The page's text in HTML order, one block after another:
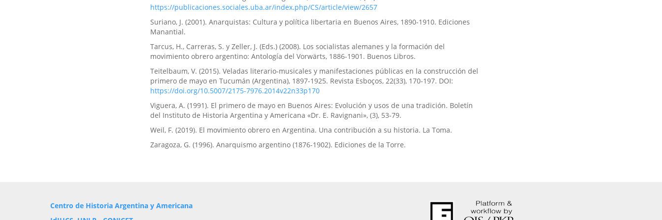
https://publicaciones.sociales.uba.ar/index.php/CS/article/view/2657
Suriano, J. (2001). Anarquistas: Cultura y política libertaria en Buenos Aires, 1890-1910. Ediciones
Manantial.
Tarcus, H., Carreras, S. y Zeller, J. (Eds.) (2008). Los socialistas alemanes y la formación del
movimiento obrero argentino: Antología del Vorwärts, 1886-1901. Buenos Libros.
Teitelbaum, V. (2015). Veladas literario-musicales y manifestaciones públicas en la construcción del
primero de mayo en Tucumán (Argentina), 1897-1925. Revista Esboços, 22(33), 170-197. DOI:
https://doi.org/10.5007/2175-7976.2014v22n33p170
Viguera, A. (1991). El primero de mayo en Buenos Aires: Evolución y usos de una tradición. Boletín
del Instituto de Historia Argentina y Americana «Dr. E. Ravignani», (3), 53-79.
Weil, F. (2019). El movimiento obrero en Argentina. Una contribución a su historia. La Toma.
Zaragoza, G. (1996). Anarquismo argentino (1876-1902). Ediciones de la Torre.
Centro de Historia Argentina y Americana